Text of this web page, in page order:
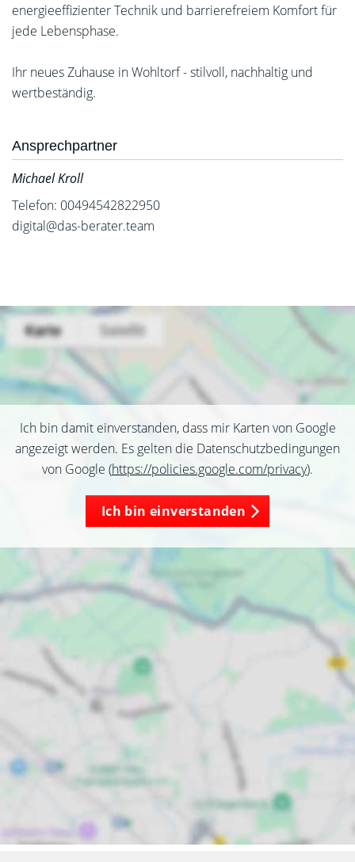
energieeffizienter Technik und barrierefreiem Komfort für
jede Lebensphase.
Ihr neues Zuhause in Wohltorf - stilvoll, nachhaltig und
wertbeständig.
Ansprechpartner
Michael Kroll
Telefon: 00494542822950
digital@das-berater.team
Ich bin damit einverstanden, dass mir Karten von Google
angezeigt werden. Es gelten die Datenschutzbedingungen
von Google (https://policies.google.com/privacy).
Ich bin einverstanden